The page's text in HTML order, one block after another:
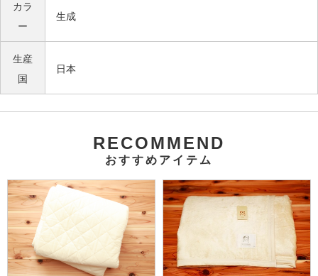
カラ
ー
生成
生産
国
日本
RECOMMEND
おすすめアイテム